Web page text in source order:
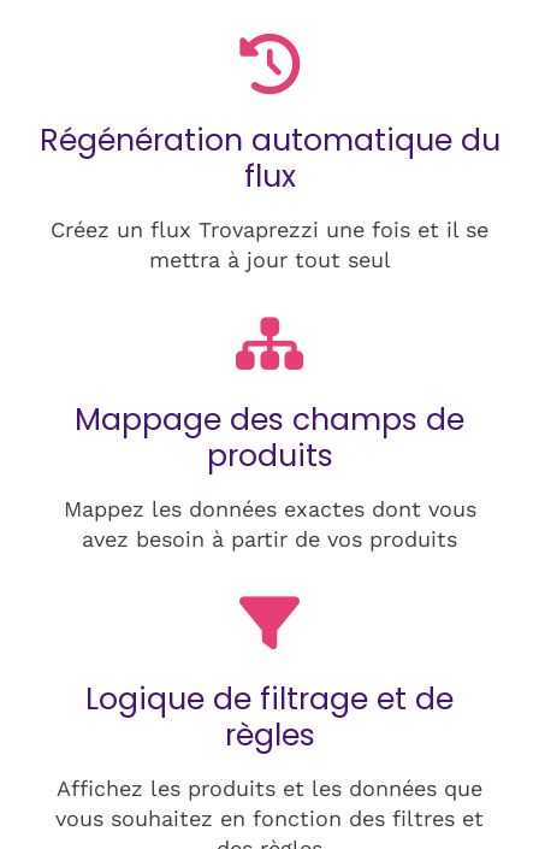
Régénération automatique du
flux
Créez un flux Trovaprezzi une fois et il se
mettra à jour tout seul
Mappage des champs de
produits
Mappez les données exactes dont vous
avez besoin à partir de vos produits
Logique de filtrage et de
règles
Affichez les produits et les données que
vous souhaitez en fonction des filtres et